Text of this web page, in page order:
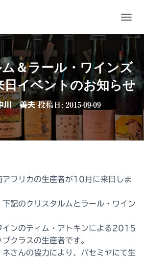
ビ
ゲ
ー
シ
ョ
ン
を
替
え
＆ラール・ワインズ
日イベントのお知らせ
川 善夫投稿日: 2015-09-09
アフリカの生産者が10月に来日しま
記のクリスタルムとラール・ワイン
インのティム・アトキンによる201 5
クラスの生産者です。
さんの協力により、パセミヤにて生